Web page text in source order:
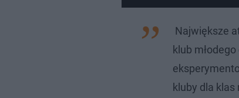
Największe
klub
kluby dla klas